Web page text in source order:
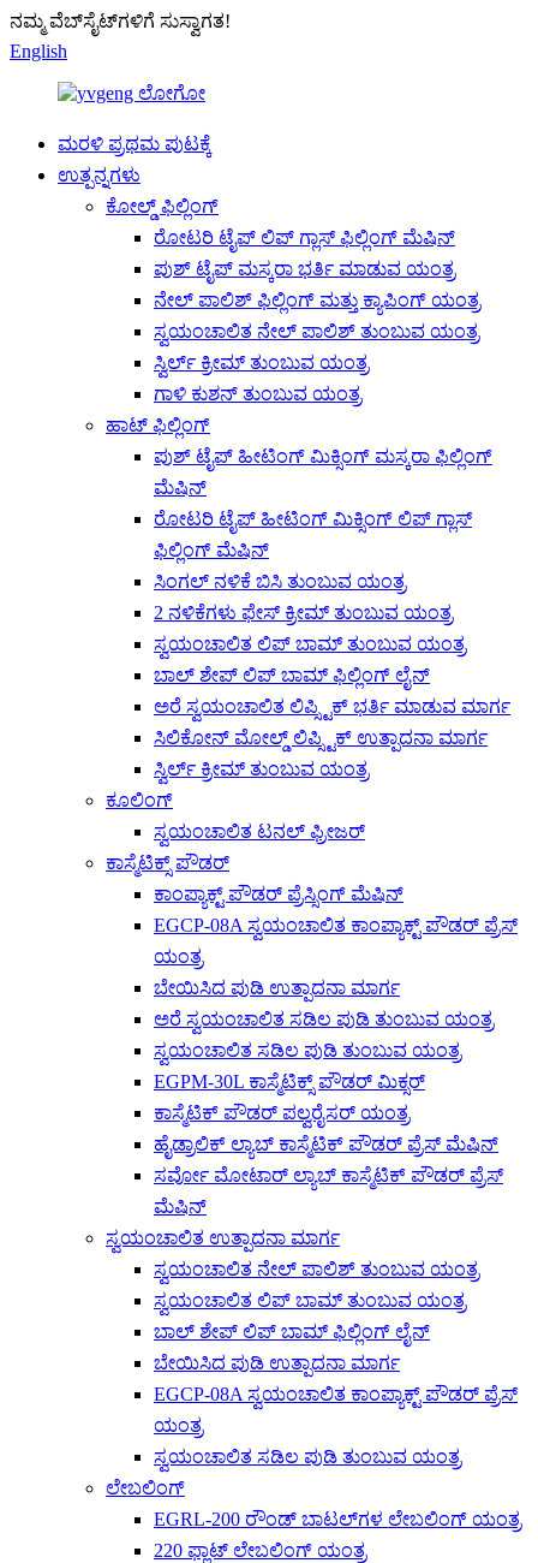
ನಮ್ಮ ವೆಬ್‌ಸೈಟ್‌ಗಳಿಗೆ ಸುಸ್ವಾಗತ!
English
ಮರಳಿ ಪ್ರಥಮ ಪುಟಕ್ಕೆ
ಉತ್ಪನ್ನಗಳು
ಕೋಲ್ಡ್ ಫಿಲ್ಲಿಂಗ್
ರೋಟರಿ ಟೈಪ್ ಲಿಪ್ ಗ್ಲಾಸ್ ಫಿಲ್ಲಿಂಗ್ ಮೆಷಿನ್
ಪುಶ್ ಟೈಪ್ ಮಸ್ಕರಾ ಭರ್ತಿ ಮಾಡುವ ಯಂತ್ರ
ನೇಲ್ ಪಾಲಿಶ್ ಫಿಲ್ಲಿಂಗ್ ಮತ್ತು ಕ್ಯಾಪಿಂಗ್ ಯಂತ್ರ
ಸ್ವಯಂಚಾಲಿತ ನೇಲ್ ಪಾಲಿಶ್ ತುಂಬುವ ಯಂತ್ರ
ಸ್ವಿರ್ಲ್ ಕ್ರೀಮ್ ತುಂಬುವ ಯಂತ್ರ
ಗಾಳಿ ಕುಶನ್ ತುಂಬುವ ಯಂತ್ರ
ಹಾಟ್ ಫಿಲ್ಲಿಂಗ್
ಪುಶ್ ಟೈಪ್ ಹೀಟಿಂಗ್ ಮಿಕ್ಸಿಂಗ್ ಮಸ್ಕರಾ ಫಿಲ್ಲಿಂಗ್
ಮೆಷಿನ್
ರೋಟರಿ ಟೈಪ್ ಹೀಟಿಂಗ್ ಮಿಕ್ಸಿಂಗ್ ಲಿಪ್ ಗ್ಲಾಸ್
ಫಿಲ್ಲಿಂಗ್ ಮೆಷಿನ್
ಸಿಂಗಲ್ ನಳಿಕೆ ಬಿಸಿ ತುಂಬುವ ಯಂತ್ರ
2 ನಳಿಕೆಗಳು ಫೇಸ್ ಕ್ರೀಮ್ ತುಂಬುವ ಯಂತ್ರ
ಸ್ವಯಂಚಾಲಿತ ಲಿಪ್ ಬಾಮ್ ತುಂಬುವ ಯಂತ್ರ
ಬಾಲ್ ಶೇಪ್ ಲಿಪ್ ಬಾಮ್ ಫಿಲ್ಲಿಂಗ್ ಲೈನ್
ಅರೆ ಸ್ವಯಂಚಾಲಿತ ಲಿಪ್ಸ್ಟಿಕ್ ಭರ್ತಿ ಮಾಡುವ ಮಾರ್ಗ
ಸಿಲಿಕೋನ್ ಮೋಲ್ಡ್ ಲಿಪ್ಸ್ಟಿಕ್ ಉತ್ಪಾದನಾ ಮಾರ್ಗ
ಸ್ವಿರ್ಲ್ ಕ್ರೀಮ್ ತುಂಬುವ ಯಂತ್ರ
ಕೂಲಿಂಗ್
ಸ್ವಯಂಚಾಲಿತ ಟನಲ್ ಫ್ರೀಜರ್
ಕಾಸ್ಮೆಟಿಕ್ಸ್ ಪೌಡರ್
ಕಾಂಪ್ಯಾಕ್ಟ್ ಪೌಡರ್ ಪ್ರೆಸ್ಸಿಂಗ್ ಮೆಷಿನ್
EGCP-08A ಸ್ವಯಂಚಾಲಿತ ಕಾಂಪ್ಯಾಕ್ಟ್ ಪೌಡರ್ ಪ್ರೆಸ್
ಯಂತ್ರ
ಬೇಯಿಸಿದ ಪುಡಿ ಉತ್ಪಾದನಾ ಮಾರ್ಗ
ಅರೆ ಸ್ವಯಂಚಾಲಿತ ಸಡಿಲ ಪುಡಿ ತುಂಬುವ ಯಂತ್ರ
ಸ್ವಯಂಚಾಲಿತ ಸಡಿಲ ಪುಡಿ ತುಂಬುವ ಯಂತ್ರ
EGPM-30L ಕಾಸ್ಮೆಟಿಕ್ಸ್ ಪೌಡರ್ ಮಿಕ್ಸರ್
ಕಾಸ್ಮೆಟಿಕ್ ಪೌಡರ್ ಪಲ್ವರೈಸರ್ ಯಂತ್ರ
ಹೈಡ್ರಾಲಿಕ್ ಲ್ಯಾಬ್ ಕಾಸ್ಮೆಟಿಕ್ ಪೌಡರ್ ಪ್ರೆಸ್ ಮೆಷಿನ್
ಸರ್ವೋ ಮೋಟಾರ್ ಲ್ಯಾಬ್ ಕಾಸ್ಮೆಟಿಕ್ ಪೌಡರ್ ಪ್ರೆಸ್
ಮೆಷಿನ್
ಸ್ವಯಂಚಾಲಿತ ಉತ್ಪಾದನಾ ಮಾರ್ಗ
ಸ್ವಯಂಚಾಲಿತ ನೇಲ್ ಪಾಲಿಶ್ ತುಂಬುವ ಯಂತ್ರ
ಸ್ವಯಂಚಾಲಿತ ಲಿಪ್ ಬಾಮ್ ತುಂಬುವ ಯಂತ್ರ
ಬಾಲ್ ಶೇಪ್ ಲಿಪ್ ಬಾಮ್ ಫಿಲ್ಲಿಂಗ್ ಲೈನ್
ಬೇಯಿಸಿದ ಪುಡಿ ಉತ್ಪಾದನಾ ಮಾರ್ಗ
EGCP-08A ಸ್ವಯಂಚಾಲಿತ ಕಾಂಪ್ಯಾಕ್ಟ್ ಪೌಡರ್ ಪ್ರೆಸ್
ಯಂತ್ರ
ಸ್ವಯಂಚಾಲಿತ ಸಡಿಲ ಪುಡಿ ತುಂಬುವ ಯಂತ್ರ
ಲೇಬಲಿಂಗ್
EGRL-200 ರೌಂಡ್ ಬಾಟಲ್‌ಗಳ ಲೇಬಲಿಂಗ್ ಯಂತ್ರ
220 ಫ್ಲಾಟ್ ಲೇಬಲಿಂಗ್ ಯಂತ್ರ